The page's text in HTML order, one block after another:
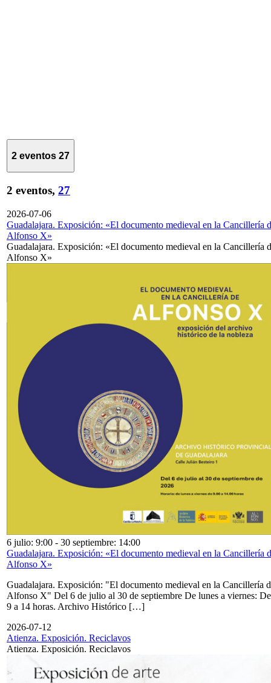
2 eventos 27
2 eventos, 27
2026-07-06
Guadalajara. Exposición: «El documento medieval en la Cancillería
Alfonso X»
Guadalajara. Exposición: «El documento medieval en la Cancillería
Alfonso X»
6 julio: 9:00 - 30 septiembre: 14:00
Guadalajara. Exposición: «El documento medieval en la Cancillería
Alfonso X»
Guadalajara. Exposición: "El documento medieval en la Cancillería
Alfonso X" Del 6 de julio al 30 de septiembre De lunes a viernes: De
9 a 14 horas. Archivo Histórico […]
2026-07-12
Atienza. Exposición. Reciclavos
Atienza. Exposición. Reciclavos